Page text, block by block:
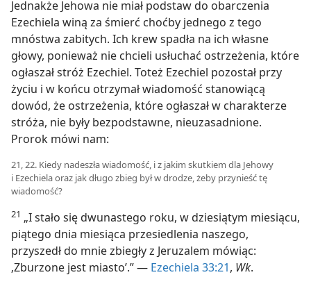
Jednakże Jehowa nie miał podstaw do obarczenia
Ezechiela winą za śmierć choćby jednego z tego
mnóstwa zabitych. Ich krew spadła na ich własne
głowy, ponieważ nie chcieli usłuchać ostrzeżenia, które
ogłaszał stróż Ezechiel. Toteż Ezechiel pozostał przy
życiu i w końcu otrzymał wiadomość stanowiącą
dowód, że ostrzeżenia, które ogłaszał w charakterze
stróża, nie były bezpodstawne, nieuzasadnione.
Prorok mówi nam:
21, 22. Kiedy nadeszła wiadomość, i z jakim skutkiem dla Jehowy
i Ezechiela oraz jak długo zbieg był w drodze, żeby przynieść tę
wiadomość?
21 „I stało się dwunastego roku, w dziesiątym miesiącu,
piątego dnia miesiąca przesiedlenia naszego,
przyszedł do mnie zbiegły z Jeruzalem mówiąc:
‚Zburzone jest miasto’.” — Ezechiela 33:21, Wk.